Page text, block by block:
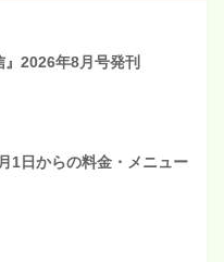
』2026年8月号発刊
1日からの料金・メニュー